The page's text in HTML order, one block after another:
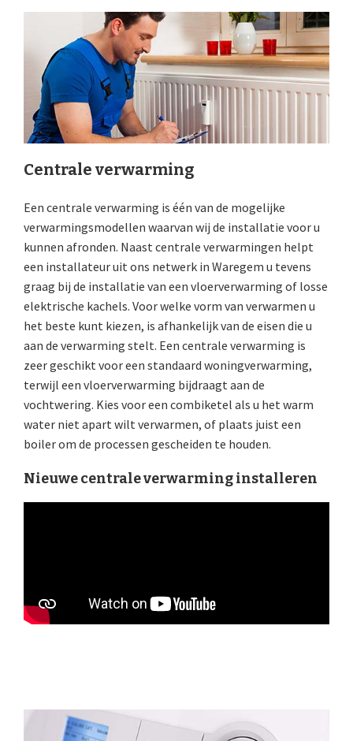
Centrale verwarming
Een centrale verwarming is één van de mogelijke
verwarmingsmodellen waarvan wij de installatie voor u
kunnen afronden. Naast centrale verwarmingen helpt
een installateur uit ons netwerk in Waregem u tevens
graag bij de installatie van een vloerverwarming of losse
elektrische kachels. Voor welke vorm van verwarmen u
het beste kunt kiezen, is afhankelijk van de eisen die u
aan de verwarming stelt. Een centrale verwarming is
zeer geschikt voor een standaard woningverwarming,
terwijl een vloerverwarming bijdraagt aan de
vochtwering. Kies voor een combiketel als u het warm
water niet apart wilt verwarmen, of plaats juist een
boiler om de processen gescheiden te houden.
Nieuwe centrale verwarming installeren